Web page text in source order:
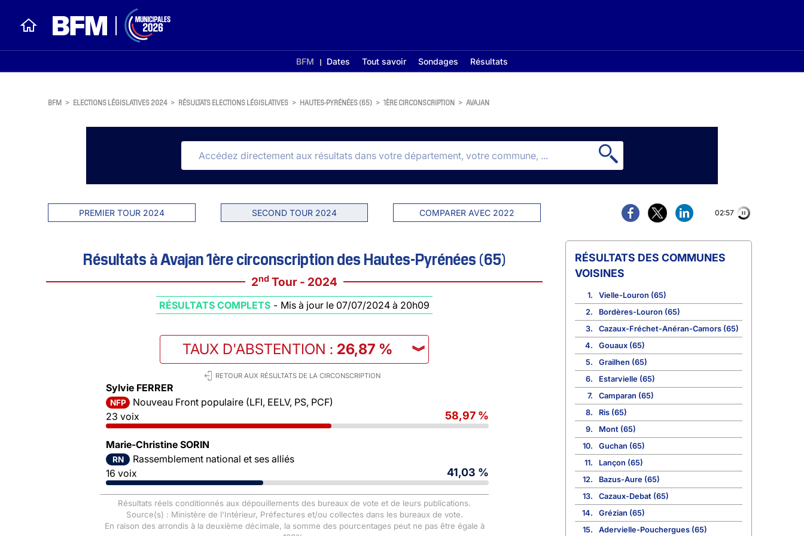
BFM Dates Tout savoir Sondages Résultats
BFM > ELECTIONS LÉGISLATIVES 2024 > RÉSULTATS ELECTIONS LÉGISLATIVES > HAUTES-PYRÉNÉES (65) > 1ÈRE CIRCONSCRIPTION > AVAJAN
PREMIER TOUR 2024 SECOND TOUR 2024 COMPARER AVEC 2022 02:56
Résultats à Avajan 1ère circonscription des Hautes-Pyrénées (65)
2nd Tour - 2024
RÉSULTATS COMPLETS - Mis à jour le 07/07/2024 à 20h09
TAUX D'ABSTENTION : 26,87 % ︾
RETOUR AUX RÉSULTATS DE LA CIRCONSCRIPTION
Sylvie FERRER
NFP
Nouveau Front populaire (LFI, EELV, PS, PCF)
23 voix
58,97 %
Marie-Christine SORIN
RN
Rassemblement national et ses alliés
16 voix
41,03 %
Résultats réels conditionnés aux dépouillements des bureaux de vote et de leurs publications.
Source(s) : Ministère de l'Intérieur, Préfectures et/ou collectes dans les bureaux de vote.
En raison des arrondis à la deuxième décimale, la somme des pourcentages peut ne pas être égale à
COMMUNES
VOISINES
1.
Vielle-Louron (65)
2.
Bordères-Louron (65)
3.
Cazaux-Fréchet-Anéran-Camors (65)
4.
Gouaux (65)
5.
Grailhen (65)
6.
Estarvielle (65)
7.
Camparan (65)
8.
Ris (65)
9.
Mont (65)
10.
Guchan (65)
11.
Lançon (65)
12.
Bazus-Aure (65)
13.
Cazaux-Debat (65)
14.
Grézian (65)
15.
Adervielle-Pouchergues (65)